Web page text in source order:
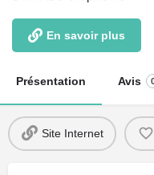
En savoir plus
Présentation Avis
Site Internet